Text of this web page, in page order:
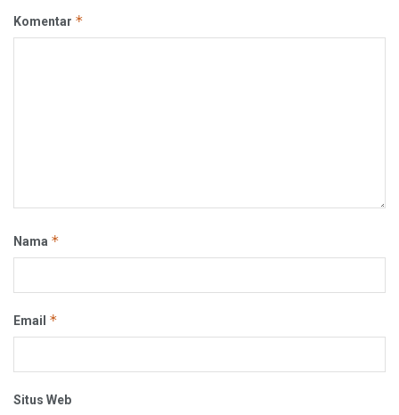
Komentar *
Nama *
Email *
Situs Web